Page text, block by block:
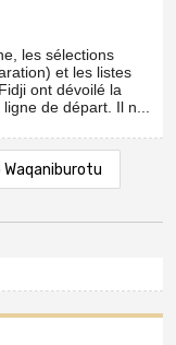
les sélections
et les listes
ont dévoilé la
de départ. Il n...